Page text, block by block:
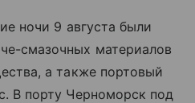
ночи 9 августа были
смазочных материалов
а также портовый
В порту Черноморск под